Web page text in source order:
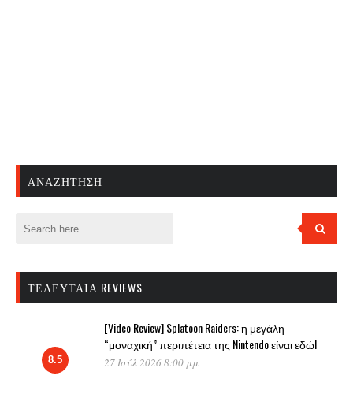
ΑΝΑΖΉΤΗΣΗ
ΤΕΛΕΥΤΑΊΑ REVIEWS
8.5
[Video Review] Splatoon Raiders: η μεγάλη
“μοναχική” περιπέτεια της Nintendo είναι εδώ!
27 Ιούλ 2026 8:00 μμ